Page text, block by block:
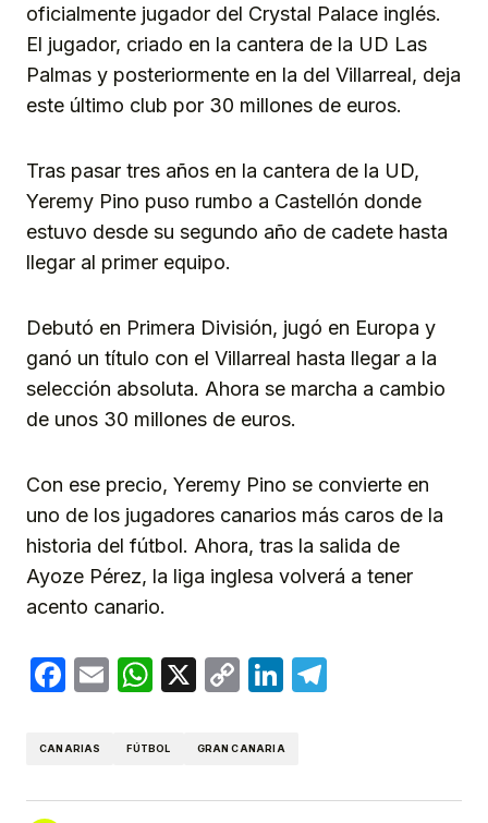
oficialmente jugador del Crystal Palace inglés.
El jugador, criado en la cantera de la UD Las
Palmas y posteriormente en la del Villarreal, deja
este último club por 30 millones de euros.
Tras pasar tres años en la cantera de la UD,
Yeremy Pino puso rumbo a Castellón donde
estuvo desde su segundo año de cadete hasta
llegar al primer equipo.
Debutó en Primera División, jugó en Europa y
ganó un título con el Villarreal hasta llegar a la
selección absoluta. Ahora se marcha a cambio
de unos 30 millones de euros.
Con ese precio, Yeremy Pino se convierte en
uno de los jugadores canarios más caros de la
historia del fútbol. Ahora, tras la salida de
Ayoze Pérez, la liga inglesa volverá a tener
acento canario.
Facebook
EmailWhatsApp
X
CopyLinkedIn
CANARIAS FÚTBOL GRAN CANARIA